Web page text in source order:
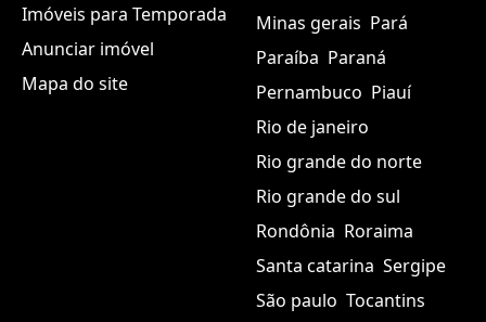
Imóveis para Temporada
Anunciar imóvel
Mapa do site
Minas gerais Pará
Paraíba Paraná
Pernambuco Piauí
Rio de janeiro
Rio grande do norte
Rio grande do sul
Rondônia Roraima
Santa catarina Sergipe
São paulo Tocantins